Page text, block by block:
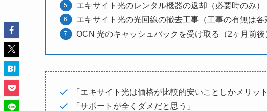
エキサイト光のレンタル機器の返却（必要時のみ）
エキサイト光の光回線の撤去工事（工事の有無は各
OCN 光のキャッシュバックを受け取る（2ヶ月前後
「エキサイト光は価格が比較的安いことしかメリッ
「サポートが全くダメだと思う」